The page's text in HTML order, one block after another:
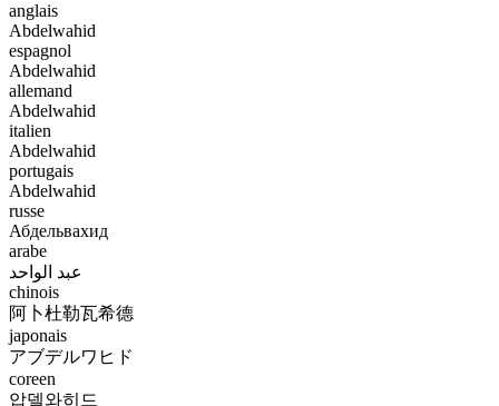
anglais
Abdelwahid
espagnol
Abdelwahid
allemand
Abdelwahid
italien
Abdelwahid
portugais
Abdelwahid
russe
Абдельвахид
arabe
عبد الواحد
chinois
阿卜杜勒瓦希德
japonais
アブデルワヒド
coreen
압델와히드